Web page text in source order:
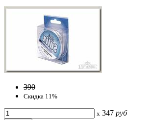
390
Скидка 11%
x 347 руб